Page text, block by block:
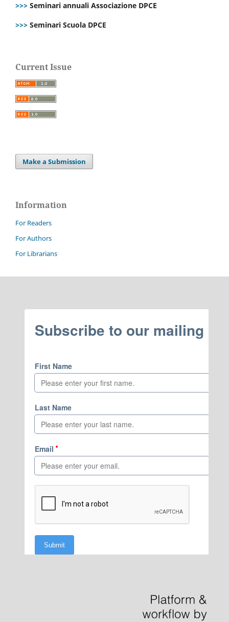
>>> Seminari annuali Associazione DPCE
>>> Seminari Scuola DPCE
Current Issue
Make a Submission
Information
For Readers
For Authors
For Librarians